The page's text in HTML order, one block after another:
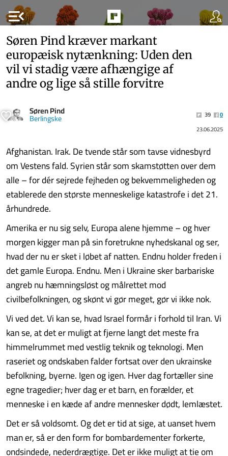
menu_open
Søren Pind kræver markant
europæisk nytænkning: Uden den
vil vi stadig være afhængige af
andre og lige så stille forvitre
Søren Pind
Berlingske 39
0
23.06.2025
Afghanistan. Irak. De tvende står som tavse vidnesbyrd
om Vestens fald. Syrien står som skamstøtten over dem
alle – for dér sejrede fejheden og bekvemmeligheden og
etablerede den største menneskelige katastrofe i det 21.
århundrede.
Amerika er nu sig selv, Europa alene hjemme – og hver
morgen kigger man på sin foretrukne nyhedskanal og ser,
hvad der nu er sket i løbet af natten. Endnu holder freden i
det gamle Europa. Endnu. Men i Ukraine sker barbariske
angreb nu hæmningsløst og målrettet mod
civilbefolkningen, og skønt vi gør meget, gør vi ikke nok.
Vi ved det. Vi kan se, hvad Israel formår i forhold til Iran. Vi
kan se, at det er muligt at fjerne langt det meste fra
himmelrummet med vestlig teknik og teknologi. Men
raseriet og ondskaben falder fortsat over den ukrainske
befolkning, byerne. Igen og igen. Hver dag fortæller sine
egne tragedier; hver dag er et barn, en forælder, et
menneske i en kæde af andre mennesker dødt, lemlæstet.
Det er så voldsomt. Og det er tid at sige, at uanset hvem
man er, så er den form for bombardementer forkerte,
ondsindede, nederdrægtige. Det er ikke muligt at tie om